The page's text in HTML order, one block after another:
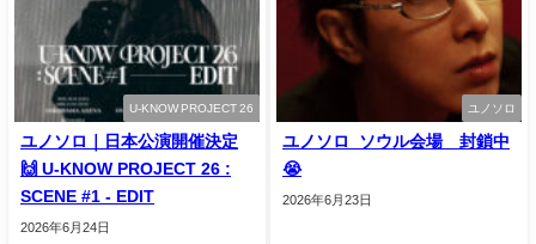
U-KNOW PROJECT 26
ユノソロ｜日本公演開催決定
🙌 U-KNOW PROJECT 26 :
SCENE #1 - EDIT
2026年6月24日
ユノソロ
ユノソロ_ソウル会場 封鎖中
😭
2026年6月23日